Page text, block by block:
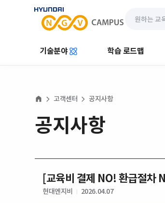
기술분야 학습 로드맵
HOME 고객센터 공지사항
공지사항
[교육비 결제 NO! 환급절차
현대엔지비 2026.04.07